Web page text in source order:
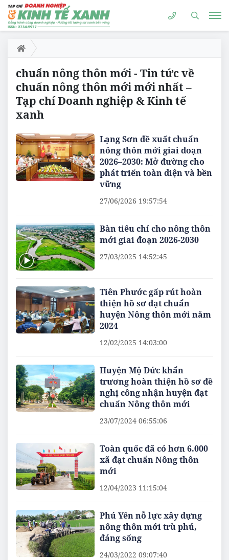
chuẩn nông thôn mới - Tin tức về
chuẩn nông thôn mới mới nhất –
Tạp chí Doanh nghiệp & Kinh tế
xanh
Lạng Sơn đề xuất chuẩn
nông thôn mới giai đoạn
2026–2030: Mở đường cho
phát triển toàn diện và bền
vững
27/06/2026 19:57:54
Bàn tiêu chí cho nông thôn
mới giai đoạn 2026-2030
27/03/2025 14:52:45
Tiên Phước gấp rút hoàn
thiện hồ sơ đạt chuẩn
huyện Nông thôn mới năm
2024
12/02/2025 14:03:00
Huyện Mộ Đức khẩn
trương hoàn thiện hồ sơ đề
nghị công nhận huyện đạt
chuẩn Nông thôn mới
23/07/2024 06:55:06
Toàn quốc đã có hơn 6.000
xã đạt chuẩn Nông thôn
mới
12/04/2023 11:15:04
Phú Yên nỗ lực xây dựng
nông thôn mới trù phú,
đáng sống
24/03/2022 09:07:40